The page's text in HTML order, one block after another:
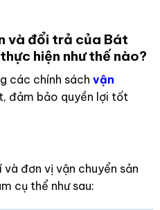
và đổi trả của Bát
hiện như thế nào?
các chính sách vận
đảm bảo quyền lợi tốt
đơn vị vận chuyển sản
cụ thể như sau: